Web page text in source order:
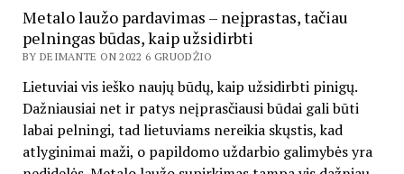
Metalo laužo pardavimas – neįprastas, tačiau
pelningas būdas, kaip užsidirbti
BY DEIMANTE ON 2022 6 GRUODŽIO
Lietuviai vis ieško naujų būdų, kaip užsidirbti pinigų.
Dažniausiai net ir patys neįprasčiausi būdai gali būti
labai pelningi, tad lietuviams nereikia skųstis, kad
atlyginimai maži, o papildomo uždarbio galimybės yra